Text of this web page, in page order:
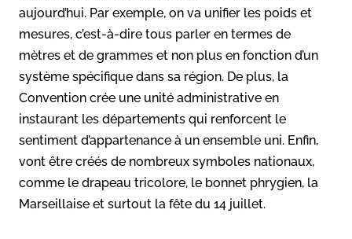
aujourd’hui. Par exemple, on va unifier les poids et
mesures, c’est-à-dire tous parler en termes de
mètres et de grammes et non plus en fonction d’un
système spécifique dans sa région. De plus, la
Convention crée une unité administrative en
instaurant les départements qui renforcent le
sentiment d’appartenance à un ensemble uni. Enfin,
vont être créés de nombreux symboles nationaux,
comme le drapeau tricolore, le bonnet phrygien, la
Marseillaise et surtout la fête du 14 juillet.